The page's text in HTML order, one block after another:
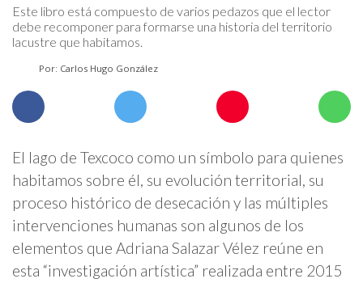
Este libro está compuesto de varios pedazos que el lector
debe recomponer para formarse una historia del territorio
lacustre que habitamos.
Por: Carlos Hugo González
El lago de Texcoco como un símbolo para quienes
habitamos sobre él, su evolución territorial, su
proceso histórico de desecación y las múltiples
intervenciones humanas son algunos de los
elementos que Adriana Salazar Vélez reúne en
esta “investigación artística” realizada entre 2015